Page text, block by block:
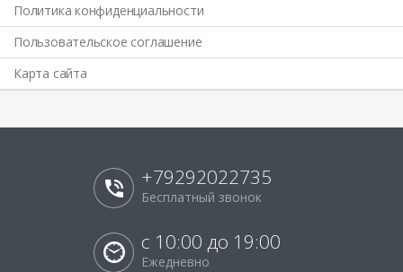
Политика конфиденциальности
Пользовательское соглашение
Карта сайта
+79292022735
Бесплатный звонок
с 10:00 до 19:00
Ежедневно